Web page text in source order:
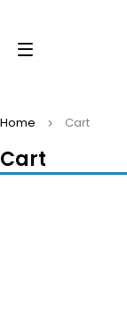
Cart
Home Cart